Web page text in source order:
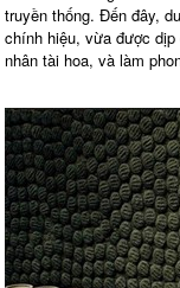
truyền thống. Đến đây,
chính hiệu, vừa được
nhân tài hoa, và làm